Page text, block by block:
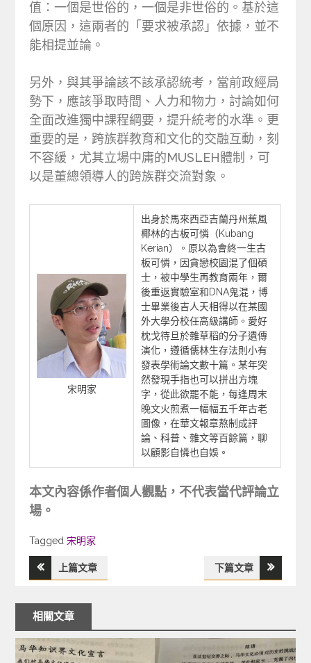
值：一個是世俗的，一個是非世俗的。基於這
個原因，這兩者的「要求被承認」依據，並不
能相提並論。
另外，與其爭論該不該承認統考，當前政經局
勢下，應該爭取時間、人力和物力，討論如何
全面改進獨中課程綱要，提升統考的水準。更
重要的是，跨族群教育和文化的交融互動，刻
不容緩，尤其立場中庸的MUSLEH體制，可
以是董總領導人的跨族群交流對象。
宋明家
出身於馬來西亞吉蘭丹州蕉風
椰林的古板可憐（Kubang
Kerian）。原以為會終一生古
板可憐，因貪戀校園混了個碩
士，被中學生再教育兩年，爾
後重返實驗室和DNA鬼混，博
士畢業後吉人天相得以在某國
外大學分校任高級講師。愛好
枕戈待旦於雜草稻的分子遺傳
演化，遵循儒林生存法則小有
發表學術論文數十篇。某年突
然發現手指也可以拼出方塊
字，從此欲罷不能，每逢周末
晚文火煎煮一幅幅五千年古老
圖像，在華文報章熬制成評
論、科普、雜文等百餘篇，聊
以顧影自憐也自娛。
本文內容係作者個人觀點，不代表當代評論立
場。
Tagged
Tagged 宋明家
文
章
導
上篇文章 下篇文章
相關文章